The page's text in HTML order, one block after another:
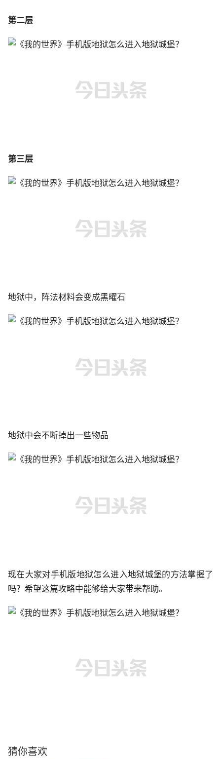
第二层
第三层
地狱中，阵法材料会变成黑曜石
地狱中会不断掉出一些物品
现在大家对手机版地狱怎么进入地狱城堡的方法掌握了
吗？希望这篇攻略中能够给大家带来帮助。
猜你喜欢